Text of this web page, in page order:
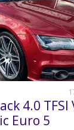
1
4.0 TFSI
Euro 5